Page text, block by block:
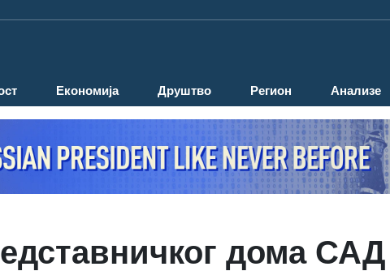
Економија Друштво Регион Анализе
дома САД